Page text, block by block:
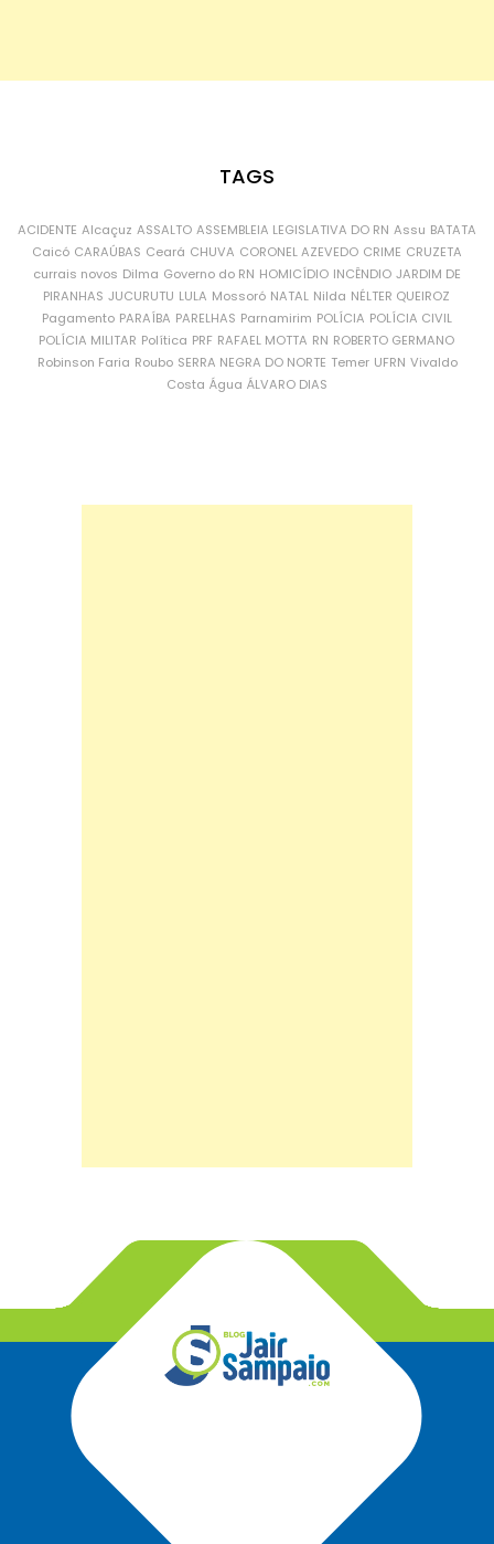
TAGS
ACIDENTE Alcaçuz ASSALTO ASSEMBLEIA LEGISLATIVA DO RN Assu BATATA
Caicó CARAÚBAS Ceará CHUVA CORONEL AZEVEDO CRIME CRUZETA
currais novos Dilma Governo do RN HOMICÍDIO INCÊNDIO JARDIM DE
PIRANHAS JUCURUTU LULA Mossoró NATAL Nilda NÉLTER QUEIROZ
Pagamento PARAÍBA PARELHAS Parnamirim POLÍCIA POLÍCIA CIVIL
POLÍCIA MILITAR Política PRF RAFAEL MOTTA RN ROBERTO GERMANO
Robinson Faria Roubo SERRA NEGRA DO NORTE Temer UFRN Vivaldo
Costa Água ÁLVARO DIAS